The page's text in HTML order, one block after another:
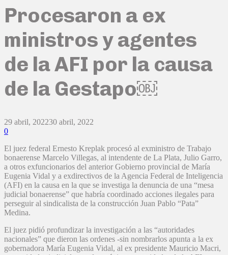
Procesaron a ex
ministros y agentes
de la AFI por la causa
de la Gestapo￼
29 abril, 202230 abril, 2022
0
El juez federal Ernesto Kreplak procesó al exministro de Trabajo
bonaerense Marcelo Villegas, al intendente de La Plata, Julio Garro,
a otros exfuncionarios del anterior Gobierno provincial de María
Eugenia Vidal y a exdirectivos de la Agencia Federal de Inteligencia
(AFI) en la causa en la que se investiga la denuncia de una “mesa
judicial bonaerense” que habría coordinado acciones ilegales para
perseguir al sindicalista de la construcción Juan Pablo “Pata”
Medina.
El juez pidió profundizar la investigación a las “autoridades
nacionales” que dieron las ordenes -sin nombrarlos apunta a la ex
gobernadora María Eugenia Vidal, al ex presidente Mauricio Macri,